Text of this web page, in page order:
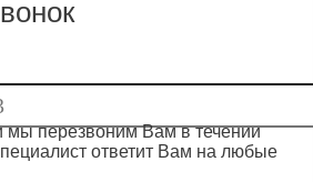
мы перезвоним Вам в течении
ответит Вам на любые